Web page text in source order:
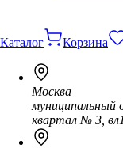
Каталог Корзина
Москва
муниципальный
квартал № 3,